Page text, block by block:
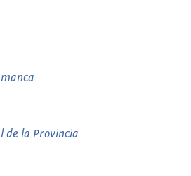
de la Provincia